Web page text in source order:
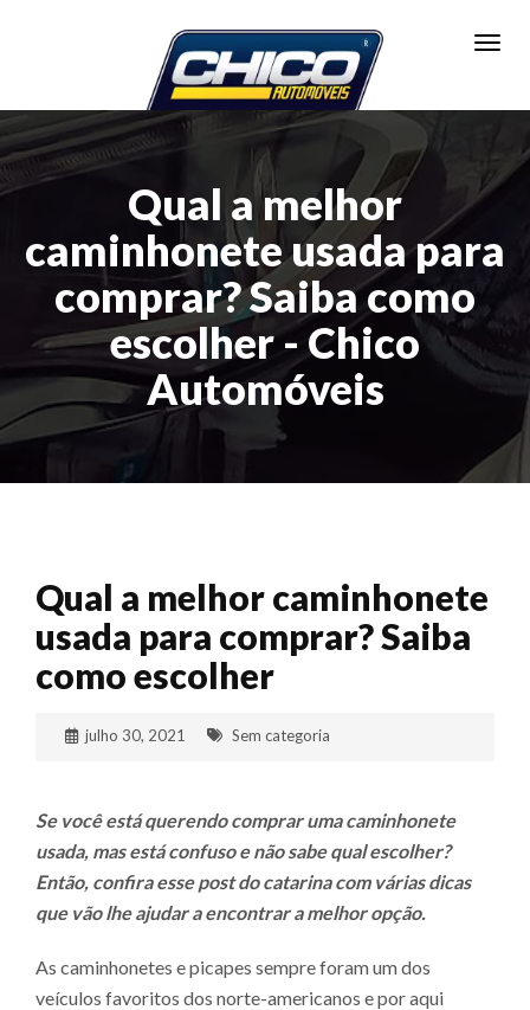
Qual a melhor
caminhonete usada para
comprar? Saiba como
escolher - Chico
Automóveis
Qual a melhor caminhonete
usada para comprar? Saiba
como escolher
julho 30, 2021 Sem categoria
Se você está querendo comprar uma caminhonete
usada, mas está confuso e não sabe qual escolher?
Então, confira esse post do catarina com várias dicas
que vão lhe ajudar a encontrar a melhor opção.
As caminhonetes e picapes sempre foram um dos
veículos favoritos dos norte-americanos e por aqui